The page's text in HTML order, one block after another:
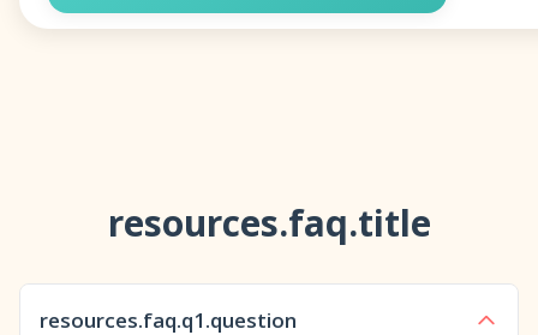
resources.faq.title
resources.faq.q1.question